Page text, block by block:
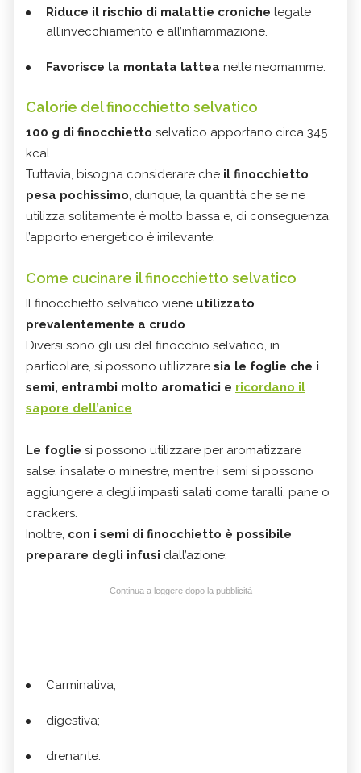
Riduce il rischio di malattie croniche legate
all’invecchiamento e all’infiammazione.
Favorisce la montata lattea nelle neomamme.
Calorie del finocchietto selvatico
100 g di finocchietto selvatico apportano circa 345
kcal.
Tuttavia, bisogna considerare che il finocchietto
pesa pochissimo, dunque, la quantità che se ne
utilizza solitamente è molto bassa e, di conseguenza,
l’apporto energetico è irrilevante.
Come cucinare il finocchietto selvatico
Il finocchietto selvatico viene utilizzato
prevalentemente a crudo.
Diversi sono gli usi del finocchio selvatico, in
particolare, si possono utilizzare sia le foglie che i
semi, entrambi molto aromatici e ricordano il
sapore dell’anice.
Le foglie si possono utilizzare per aromatizzare
salse, insalate o minestre, mentre i semi si possono
aggiungere a degli impasti salati come taralli, pane o
crackers.
Inoltre, con i semi di finocchietto è possibile
preparare degli infusi dall’azione:
Continua a leggere dopo la pubblicità
Carminativa;
digestiva;
drenante.